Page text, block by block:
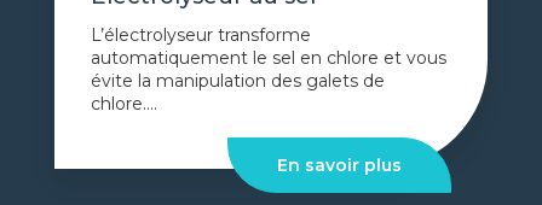
L’électrolyseur transforme
automatiquement le sel en chlore et vous
évite la manipulation des galets de
chlore....
En savoir plus